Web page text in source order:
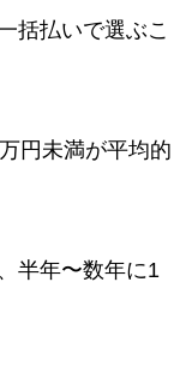
括払いで選ぶこ
円未満が平均的
半年〜数年に1